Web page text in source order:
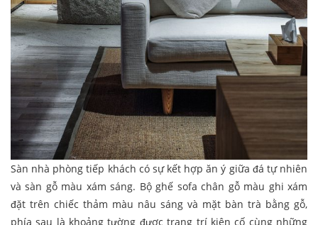
Sàn nhà phòng tiếp khách có sự kết hợp ăn ý giữa đá tự nhiên
và sàn gỗ màu xám sáng. Bộ ghế sofa chân gỗ màu ghi xám
đặt trên chiếc thảm màu nâu sáng và mặt bàn trà bằng gỗ,
phía sau là khoảng tường được trang trí kiên cố cùng những